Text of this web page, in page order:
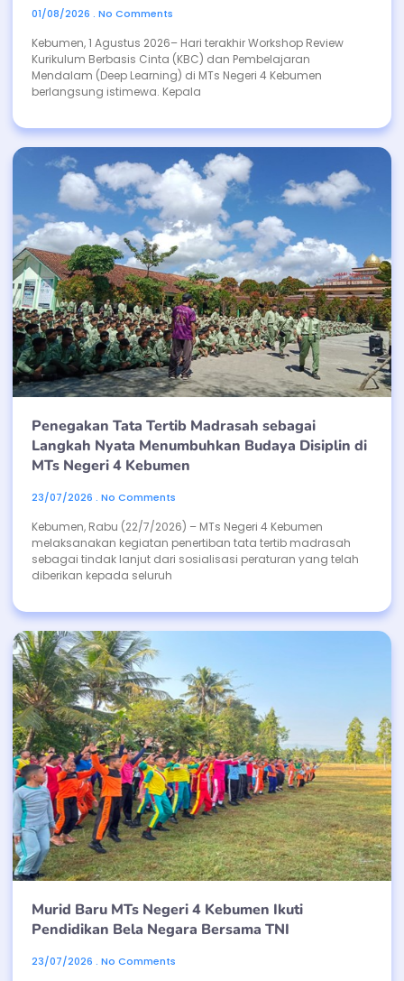
01/08/2026 No Comments
Kebumen, 1 Agustus 2026– Hari terakhir Workshop Review
Kurikulum Berbasis Cinta (KBC) dan Pembelajaran
Mendalam (Deep Learning) di MTs Negeri 4 Kebumen
berlangsung istimewa. Kepala
Penegakan Tata Tertib Madrasah sebagai
Langkah Nyata Menumbuhkan Budaya Disiplin di
MTs Negeri 4 Kebumen
23/07/2026 No Comments
Kebumen, Rabu (22/7/2026) – MTs Negeri 4 Kebumen
melaksanakan kegiatan penertiban tata tertib madrasah
sebagai tindak lanjut dari sosialisasi peraturan yang telah
diberikan kepada seluruh
Murid Baru MTs Negeri 4 Kebumen Ikuti
Pendidikan Bela Negara Bersama TNI
23/07/2026 No Comments